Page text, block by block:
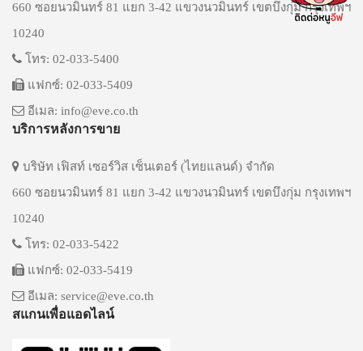
660 ซอยนวมินทร์ 81 แยก 3-42 แขวงนวมินทร์ เขตบึงกุ่ม กรุงเทพฯ
10240
โทร: 02-033-5400
แฟกซ์: 02-033-5409
อีเมล: info@eve.co.th
บริการหลังการขาย
บริษัท เฟิสท์ เซอร์วิส เซ็นเตอร์ (ไทยแลนด์) จำกัด
660 ซอยนวมินทร์ 81 แยก 3-42 แขวงนวมินทร์ เขตบึงกุ่ม กรุงเทพฯ
10240
โทร: 02-033-5422
แฟกซ์: 02-033-5419
อีเมล: service@eve.co.th
สแกนเพื่อแอดไลน์